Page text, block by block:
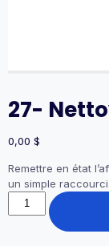
27-
0,00 $
Remettre en état
un simple
quantité
de